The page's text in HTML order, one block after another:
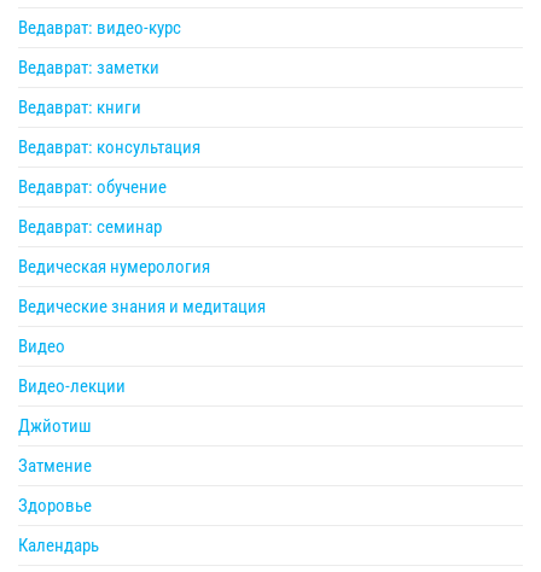
Ведаврат: видео-курс
Ведаврат: заметки
Ведаврат: книги
Ведаврат: консультация
Ведаврат: обучение
Ведаврат: семинар
Ведическая нумерология
Ведические знания и медитация
Видео
Видео-лекции
Джйотиш
Затмение
Здоровье
Календарь